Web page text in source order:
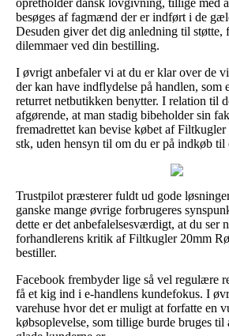
besøges af fagmænd der er indført i de
Desuden giver det dig anledning til støtte,
dilemmaer ved din bestilling.
I øvrigt anbefaler vi at du er klar over de
der kan have indflydelse på handlen, som
returret netbutikken benytter. I relation til
afgørende, at man stadig bibeholder sin
fremadrettet kan bevise købet af
stk, uden hensyn til om du er på indkøb til
Trustpilot præsterer fuldt ud gode
ganske mange øvrige forbrugeres
dette er det anbefalelsesværdigt, at du ser
forhandlerens kritik af Filtkugler 20mm
bestiller.
Facebook frembyder lige så vel regulære
få et kig ind i e-handlens kundefokus. I
varehuse hvor det er muligt at forfatte en
købsoplevelse, som tillige burde bruges